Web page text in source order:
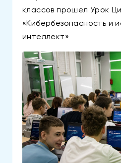
классов прошел Урок
«Кибербезопасность и
интеллект»